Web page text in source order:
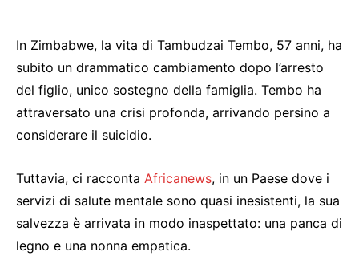
In Zimbabwe, la vita di Tambudzai Tembo, 57 anni, ha
subito un drammatico cambiamento dopo l’arresto
del figlio, unico sostegno della famiglia. Tembo ha
attraversato una crisi profonda, arrivando persino a
considerare il suicidio.
Tuttavia, ci racconta Africanews, in un Paese dove i
servizi di salute mentale sono quasi inesistenti, la sua
salvezza è arrivata in modo inaspettato: una panca di
legno e una nonna empatica.